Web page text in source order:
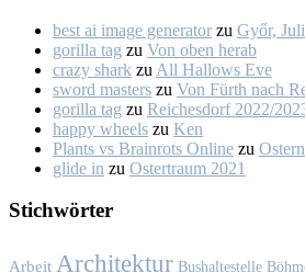
best ai image generator zu Győr,
gorilla tag zu Von oben her­ab
crazy shark zu All Hal­lows Eve
sword masters zu Von Fürth nach
gorilla tag zu Rei­ches­dorf 2022/
happy wheels zu Ken
Plants vs Brainrots Online zu
glide in zu Os­ter­traum 2021
Stich­wör­ter
Arbeit Architektur Bushaltestelle